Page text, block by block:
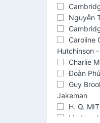
Nguyễn
Caroline
Hutchinson
Charlie
Đoàn
Guy
Jakeman
H. Q.
Lin